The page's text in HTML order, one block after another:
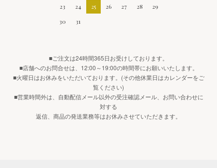
23
24 25 26 27 28
29
30
31
■ご注文は24時間365日お受けしております。
■店舗へのお問合せは、12:00～19:00の時間帯にお願いいたします。
■火曜日はお休みをいただいております。(その他休業日はカレンダーをご
覧ください)
■営業時間外は、自動配信メール以外の受注確認メール、お問い合わせに
対する
返信、商品の発送業務等はお休みさせていただきます。